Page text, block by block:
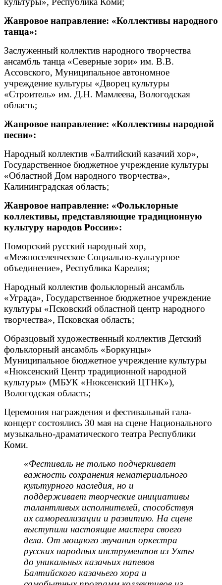
Жанровое направление: «Коллективы народного
танца»:
Заслуженный коллектив народного творчества
ансамбль танца «Северные зори» им. В.В.
Ассовского, Муниципальное автономное
учреждение культуры «Дворец культуры
«Строитель» им. Д.Н. Мамлеева, Вологодская
область;
Жанровое направление: «Коллективы народной
песни»:
Народный коллектив «Балтийский казачий хор»,
Государственное бюджетное учреждение культуры
«Областной Дом народного творчества»,
Калининградская область;
Жанровое направление: «Фольклорные
коллективы, представляющие традиционную
культуру народов России»:
Поморский русский народный хор,
«Межпоселенческое Социально-культурное
объединение», Республика Карелия;
Народный коллектив фольклорный ансамбль
«Уграда», Государственное бюджетное учреждение
культуры «Псковский областной центр народного
творчества», Псковская область;
Образцовый художественный коллектив Детский
фольклорный ансамбль «Боркунцы»
Муниципальное бюджетное учреждение культуры
«Нюксенский Центр традиционной народной
культуры» (МБУК «Нюксенский ЦТНК»),
Вологодская область;
Церемония награждения и фестивальный гала-
концерт состоялись 30 мая на сцене Национального
музыкально-драматического театра Республики
Коми.
«Фестиваль не только подчеркивает
важность сохранения нематериального
культурного наследия, но и
поддерживает творческие инициативы
талантливых исполнителей, способствуя
их самореализации и развитию. На сцене
выступили настоящие мастера своего
дела. От мощного звучания оркестра
русских народных инструментов из Ухты
до уникальных казачьих напевов
Балтийского казачьего хора и